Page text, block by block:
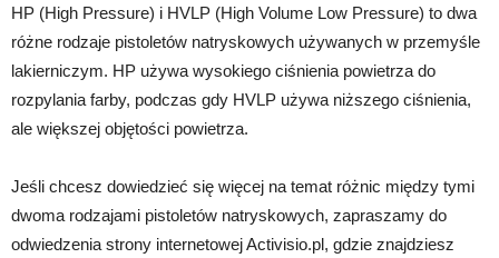
HP (High Pressure) i HVLP (High Volume Low Pressure) to dwa
różne rodzaje pistoletów natryskowych używanych w przemyśle
lakierniczym. HP używa wysokiego ciśnienia powietrza do
rozpylania farby, podczas gdy HVLP używa niższego ciśnienia,
ale większej objętości powietrza.
Jeśli chcesz dowiedzieć się więcej na temat różnic między tymi
dwoma rodzajami pistoletów natryskowych, zapraszamy do
odwiedzenia strony internetowej Activisio.pl, gdzie znajdziesz